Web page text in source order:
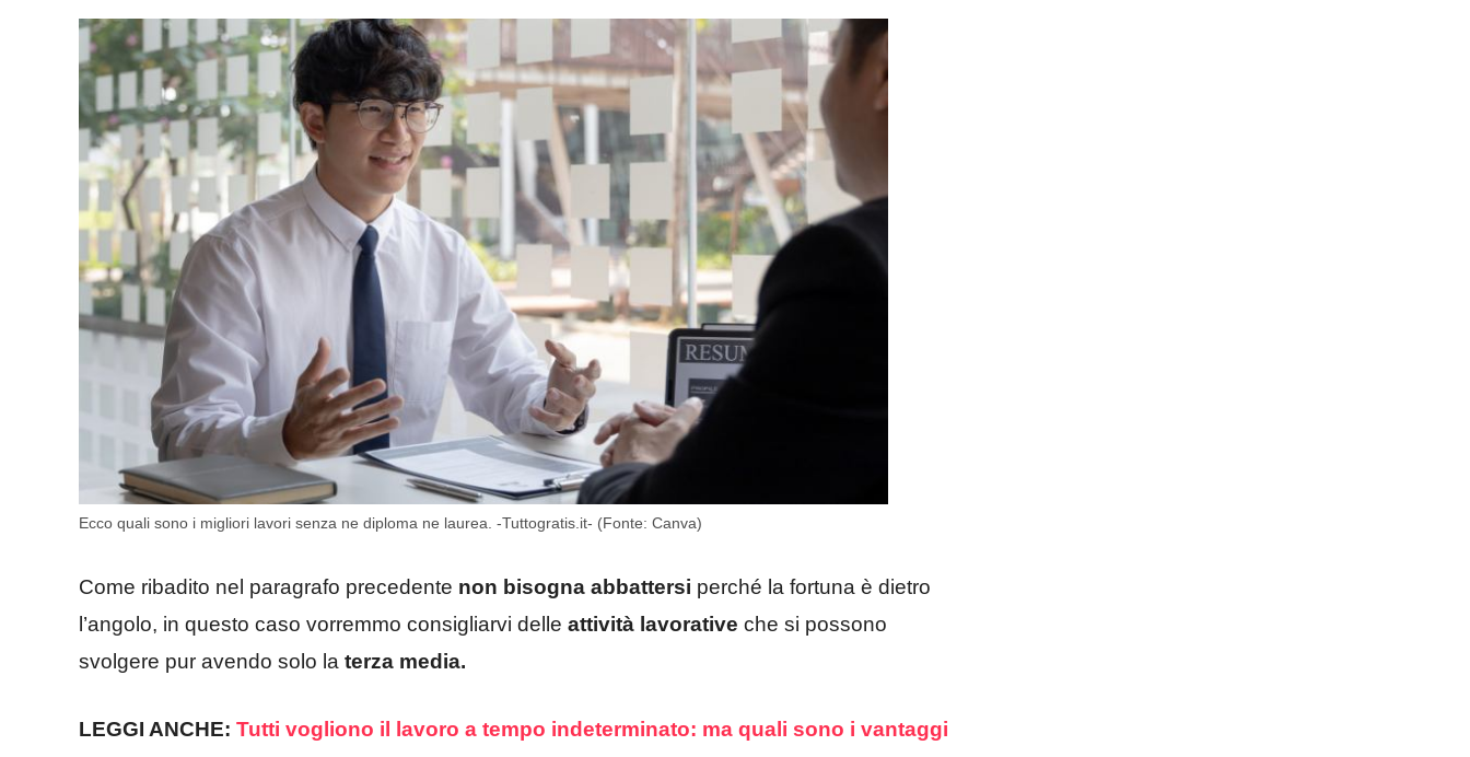
Ecco quali sono i migliori lavori senza ne diploma ne laurea. -Tuttogratis.it- (Fonte: Canva)
Come ribadito nel paragrafo precedente non bisogna abbattersi perché la fortuna è dietro
l’angolo, in questo caso vorremmo consigliarvi delle attività lavorative che si possono
svolgere pur avendo solo la terza media.
LEGGI ANCHE: Tutti vogliono il lavoro a tempo indeterminato: ma quali sono i vantaggi